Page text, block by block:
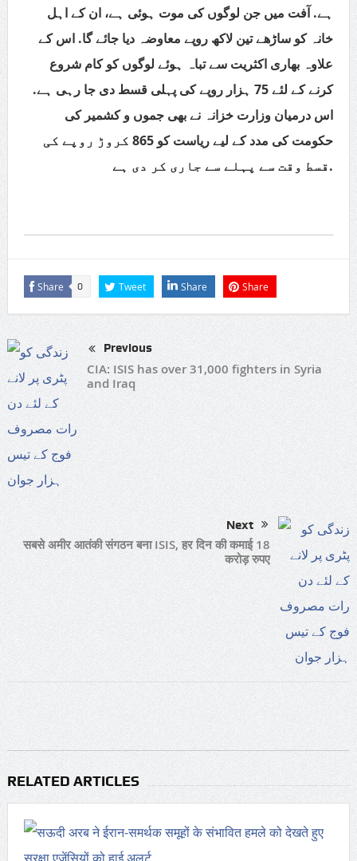
ہے. آفت میں جن لوگوں کی موت ہوئی ہے، ان کے اہل
خانہ کو ساڑھے تین لاکھ روپے معاوضہ دیا جائے گا. اس کے
علاوہ بھاری اکثریت سے تباہ ہوئے لوگوں کو کام شروع
کرنے کے لئے 75 ہزار روپے کی پہلی قسط دی جا رہی ہے.
اس درمیان وزارت خزانہ نے بھی جموں و کشمیر کی
حکومت کی مدد کے لیے ریاست کو 865 کروڑ روپے کی
قسط وقت سے پہلے سے جاری کر دی ہے.
Share 0 Tweet Share Share
Previous
CIA: ISIS has over 31,000 fighters in Syria
and Iraq
Next
सबसे अमीर आतंकी संगठन बना ISIS, हर दिन की कमाई 18
करोड़ रुपए
RELATED ARTICLES